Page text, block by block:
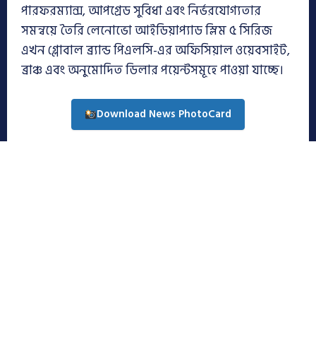
পারফরম্যান্স, আপগ্রেড সুবিধা এবং নির্ভরযোগ্যতার
সমন্বয়ে তৈরি লেনোভো আইডিয়াপ্যাড স্লিম ৫ সিরিজ
এখন গ্লোবাল ব্র্যান্ড পিএলসি-এর অফিসিয়াল ওয়েবসাইট,
ব্রাঞ্চ এবং অনুমোদিত ডিলার পয়েন্টসমূহে পাওয়া যাচ্ছে।
Download News PhotoCard